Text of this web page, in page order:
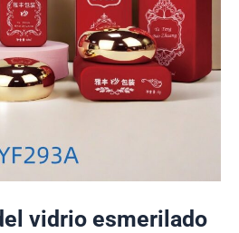
vidrio esmerilado